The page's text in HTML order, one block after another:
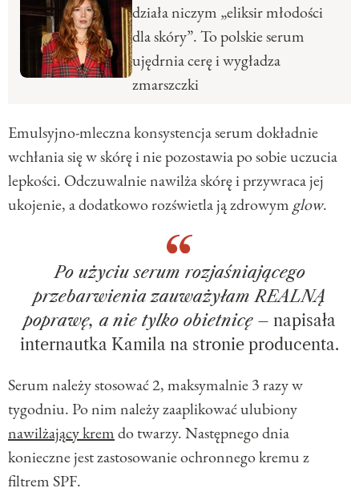
działa niczym „eliksir młodości
dla skóry”. To polskie serum
ujędrnia cerę i wygładza
zmarszczki
Emulsyjno-mleczna konsystencja serum dokładnie
wchłania się w skórę i nie pozostawia po sobie uczucia
lepkości. Odczuwalnie nawilża skórę i przywraca jej
ukojenie, a dodatkowo rozświetla ją zdrowym glow.
Po użyciu serum rozjaśniającego
przebarwienia zauważyłam REALNĄ
poprawę, a nie tylko obietnicę– napisała
internautka Kamila na stronie producenta.
Serum należy stosować 2, maksymalnie 3 razy w
tygodniu. Po nim należy zaaplikować ulubiony
nawilżający kremdo twarzy. Następnego dnia
konieczne jest zastosowanie ochronnego kremu z
filtrem SPF.